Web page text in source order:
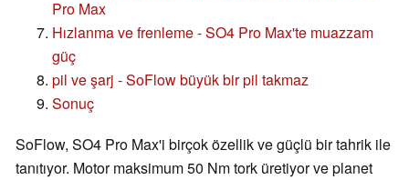
Pro Max
Hızlanma ve frenleme - SO4 Pro Max'te muazzam
güç
pil ve şarj - SoFlow büyük bir pil takmaz
Sonuç
SoFlow, SO4 Pro Max'i birçok özellik ve güçlü bir tahrik ile
tanıtıyor. Motor maksimum 50 Nm tork üretiyor ve planet